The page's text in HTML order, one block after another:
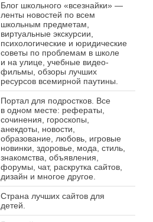
Блог школьного «всезнайки» —
ленты новостей по всем
школьным предметам,
виртуальные экскурсии,
психологические и юридические
советы по проблемам в школе
и на улице, учебные видео-
фильмы, обзоры лучших
ресурсов всемирной паутины.
Портал для подростков. Все
в одном месте: рефераты,
сочинения, гороскопы,
анекдоты, новости,
образование, любовь, игровые
новинки, здоровье, мода, стиль,
знакомства, объявления,
форумы, чат, раскрутка сайтов,
дизайн и многое другое.
Страна лучших сайтов для
детей.